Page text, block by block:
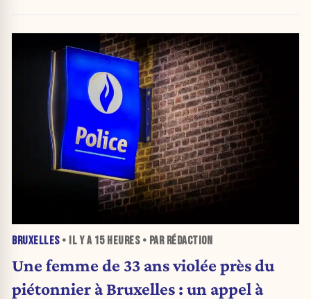
BRUXELLES• IL Y A 15 HEURES• PAR RÉDACTION
Une femme de 33 ans violée près du
piétonnier à Bruxelles : un appel à